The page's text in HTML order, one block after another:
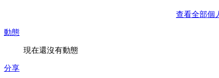
查看全部個
動態
現在還沒有動態
分享